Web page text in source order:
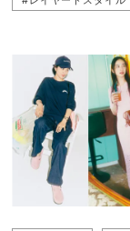
#夏休み #笹川友